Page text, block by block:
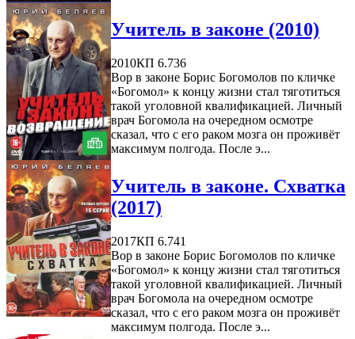
Учитель в законе (2010)
2010КП 6.736
Вор в законе Борис Богомолов по кличке
«Богомол» к концу жизни стал тяготиться
такой уголовной квалификацией. Личный
врач Богомола на очередном осмотре
сказал, что с его раком мозга он проживёт
максимум полгода. После э...
Учитель в законе. Схватка
(2017)
2017КП 6.741
Вор в законе Борис Богомолов по кличке
«Богомол» к концу жизни стал тяготиться
такой уголовной квалификацией. Личный
врач Богомола на очередном осмотре
сказал, что с его раком мозга он проживёт
максимум полгода. После э...